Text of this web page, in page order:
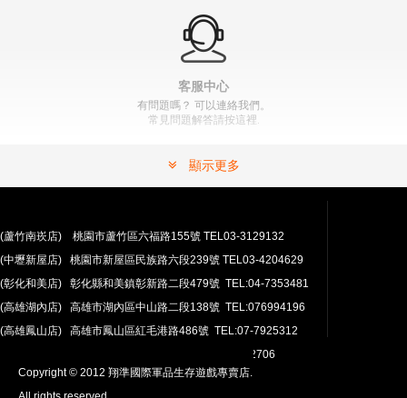
客服中心
有問題嗎？ 可以連絡我們。
常見問題解答請按這裡.
安心購買
100％付款保護。 簡單
退貨政策
顯示更多
(蘆竹南崁店) 桃園市蘆竹區六福路155號 TEL03-3129132
(中壢新屋店) 桃園市新屋區民族路六段239號 TEL03-4204629
(彰化和美店) 彰化縣和美鎮彰新路二段479號 TEL:04-7353481
(高雄湖內店) 高雄市湖內區中山路二段138號 TEL:076994196
(高雄鳳山店) 高雄市鳳山區紅毛港路486號 TEL:07-7925312
翔準網路部門:TEL 03-4202763 03-4202706
Copyright © 2012 翔準國際軍品生存遊戲專賣店.